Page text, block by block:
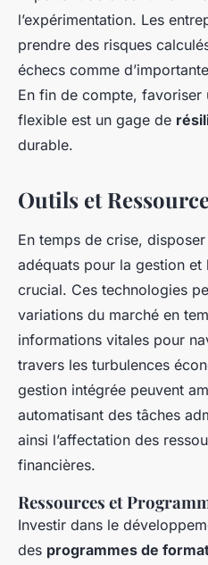
l’expérimentation. Les
prendre des risques
échecs comme
En fin de compte, favoriser
flexible est un gage de
durable.
Outils et
En temps de crise,
adéquats pour la gestion et
crucial. Ces technologies
variations du marché en
informations vitales pour
travers les turbulences
gestion intégrée peuvent
automatisant des tâches
ainsi l’affectation des
financières.
Ressources et
Investir dans le
des programmes de